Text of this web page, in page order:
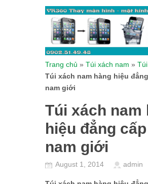
Trang chủ » Túi xách nam »
Túi xách nam hàng hiệu
nam giới
Túi xách nam
hiệu đẳng
nam giới
August 1, 2014 admin